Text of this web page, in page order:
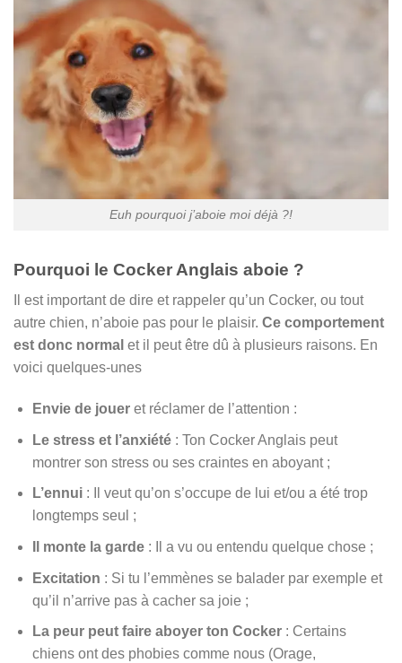
Euh pourquoi j’aboie moi déjà ?!
Pourquoi le Cocker Anglais aboie ?
Il est important de dire et rappeler qu’un Cocker, ou tout
autre chien, n’aboie pas pour le plaisir. Ce comportement
est donc normal et il peut être dû à plusieurs raisons. En
voici quelques-unes
Envie de joueret réclamer de l’attention :
Le stress et l’anxiété: Ton Cocker Anglais peut
montrer son stress ou ses craintes en aboyant ;
L’ennui: Il veut qu’on s’occupe de lui et/ou a été trop
longtemps seul ;
Il monte la garde: Il a vu ou entendu quelque chose ;
Excitation : Si tu l’emmènes se balader par exemple et
qu’il n’arrive pas à cacher sa joie ;
La peur peut faire aboyer ton Cocker: Certains
chiens ont des phobies comme nous (Orage,